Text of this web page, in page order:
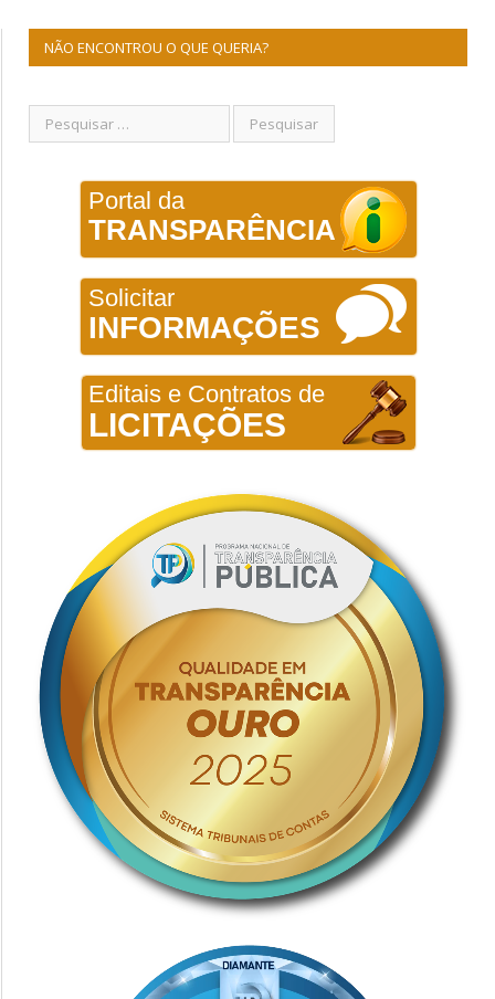
NÃO ENCONTROU O QUE QUERIA?
Portal da
TRANSPARÊNCIA
Solicitar
INFORMAÇÕES
Editais e Contratos de
LICITAÇÕES